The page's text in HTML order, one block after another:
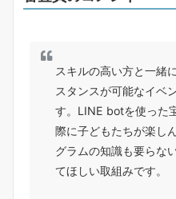
スキルの高い方と一緒
スタンスが可能なイベ
す。LINE botを使った
際に子どもたちが楽し
グラムの知識も要らな
てほしい取組みです。